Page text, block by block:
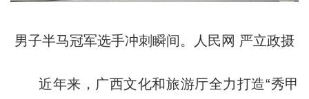
男子半马冠军选手冲刺瞬间。人民网 严立政摄
近年来，广西文化和旅游厅全力打造“秀甲